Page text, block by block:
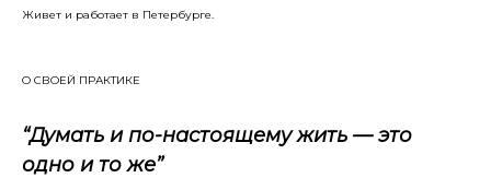
Живет и работает в Петербурге.
О СВОЕЙ ПРАКТИКЕ
“Думать и по-настоящему жить — это
одно и то же”